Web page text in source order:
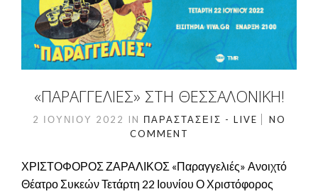
«ΠΑΡΑΓΓΕΛΙΈΣ» ΣΤΗ ΘΕΣΣΑΛΟΝΊΚΗ!
2 ΙΟΥΝΊΟΥ 2022 IN ΠΑΡΑΣΤΆΣΕΙΣ - LIVE
NO
COMMENT
ΧΡΙΣΤΟΦΟΡΟΣ ΖΑΡΑΛΙΚΟΣ «Παραγγελιές» Ανοιχτό
Θέατρο Συκεών Τετάρτη 22 Ιουνίου Ο Χριστόφορος